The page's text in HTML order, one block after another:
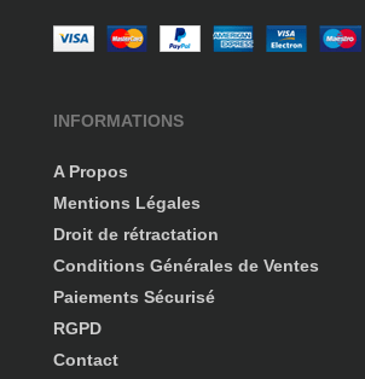
INFORMATIONS
A Propos
Mentions Légales
Droit de rétractation
Conditions Générales de Ventes
Paiements Sécurisé
RGPD
Contact